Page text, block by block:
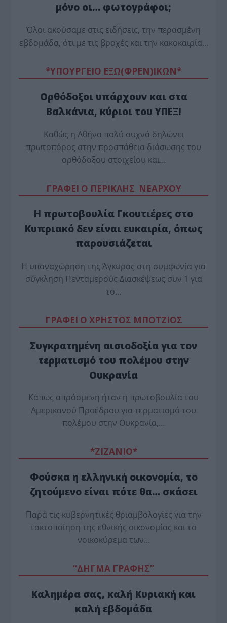
μόνο οι… φωτογράφοι;
Όλοι ακούσαμε στις ειδήσεις, την περασμένη
εβδομάδα, ότι με τις βροχές και την κακοκαιρία…
*ΥΠΟΥΡΓΕΙΟ ΕΞΩ(ΦΡΕΝ)ΙΚΩΝ*
Ορθόδοξοι υπάρχουν και στα
Βαλκάνια, κύριοι του ΥΠΕΞ!
Καθώς η Αθήνα πολύ συχνά δηλώνει
πρωτοπόρος στην προσπάθεια διάσωσης του
ορθόδοξου στοιχείου και…
ΓΡΑΦΕΙ Ο ΠΕΡΙΚΛΗΣ ΝΕΑΡΧΟΥ
Η πρωτοβουλία Γκουτιέρες στο
Κυπριακό δεν είναι ευκαιρία, όπως
παρουσιάζεται
Η υπαναχώρηση της Άγκυρας στη συμφωνία για
σύγκληση Πενταμερούς Διασκέψεως συν 1 για
το…
ΓΡΑΦΕΙ Ο ΧΡΗΣΤΟΣ ΜΠΟΤΖΙΟΣ
Συγκρατημένη αισιοδοξία για τον
τερματισμό του πολέμου στην
Ουκρανία
Κάπως απρόσμενη ήταν η πρωτοβουλία του
Αμερικανού Προέδρου για τερματισμό του
πολέμου στην Ουκρανία,…
*ZΙΖΑΝΙΟ*
Φούσκα η ελληνική οικονομία, το
ζητούμενο είναι πότε θα… σκάσει
Παρά τις κυβερνητικές θριαμβολογίες για την
τακτοποίηση της εθνικής οικονομίας και το
νοικοκύρεμα των…
“ΔΗΓΜΑ ΓΡΑΦΗΣ”
Καλημέρα σας, καλή Κυριακή και
καλή εβδομάδα